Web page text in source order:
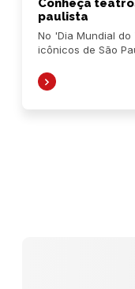
Conheça
paulista
No 'Dia Mundial
icônicos de São